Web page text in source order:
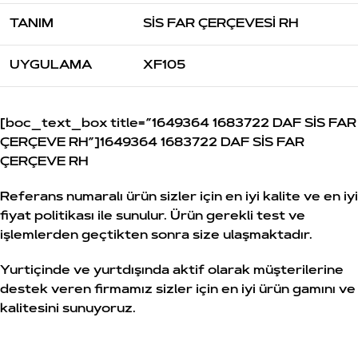
TANIM SİS FAR ÇERÇEVESİ RH
UYGULAMA XF105
[boc_text_box title=”1649364 1683722 DAF SİS FAR
ÇERÇEVE RH”]1649364 1683722 DAF SİS FAR
ÇERÇEVE RH
Referans numaralı ürün sizler için en iyi kalite ve en iyi
fiyat politikası ile sunulur. Ürün gerekli test ve
işlemlerden geçtikten sonra size ulaşmaktadır.
Yurtiçinde ve yurtdışında aktif olarak müşterilerine
destek veren firmamız sizler için en iyi ürün gamını ve
kalitesini sunuyoruz.